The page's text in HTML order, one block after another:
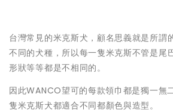
台灣常見的米克斯犬，顧名思義就是所謂
不同的犬種，所以每一隻米克斯不管是尾
形狀等等都是不相同的。
因此WANCO望可的每款領巾都是獨一無
隻米克斯犬都適合不同都顏色與造型。